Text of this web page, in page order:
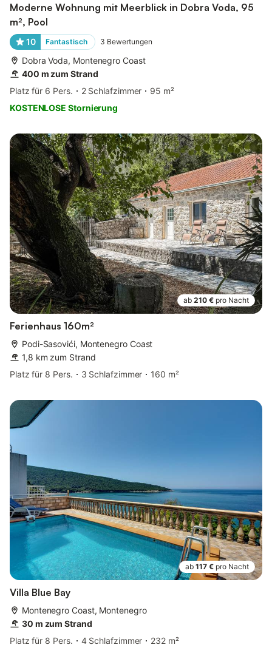
Moderne Wohnung mit Meerblick in Dobra Voda, 95
m², Pool
10 Fantastisch 3 Bewertungen
Dobra Voda, Montenegro Coast
400 m zum Strand
Platz für 6 Pers.
2 Schlafzimmer
95 m²
KOSTENLOSE Stornierung
ab 210 € pro Nacht
Ferienhaus 160m²
Podi-Sasovići, Montenegro Coast
1,8 km zum Strand
Platz für 8 Pers.
3 Schlafzimmer 160 m²
ab 117 € pro Nacht
Villa Blue Bay
Montenegro Coast, Montenegro
30 m zum Strand
Platz für 8 Pers.
4 Schlafzimmer 232 m²